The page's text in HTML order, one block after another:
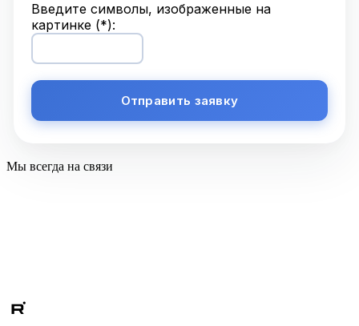
Введите символы, изображенные на
картинке (*):
Мы всегда на связи